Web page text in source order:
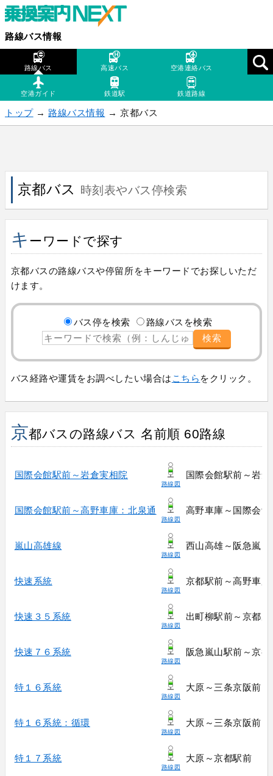
路線バス情報
路線バス 高速バス 空港連絡バス
空港ガイド 鉄道駅 鉄道路線
トップ→ 路線バス情報 → 京都バス
京都バス 時刻表やバス停検索
キ ーワードで探す
京都バスの路線バスや停留所をキーワードでお探しいただ
けます。
バス停を検索
路線バスを検索
検索
バス経路や運賃をお調べしたい場合は こちら をクリック。
京都バスの路線バス 名前順 60路線
国際会館駅前～岩倉実相院
路線図
国際会館駅前～岩
国際会館駅前～高野車庫：北泉通
路線図
高野車庫～国際会館
嵐山高雄線
路線図
西山高雄～阪急嵐山
快速系統
路線図
京都駅前～高野車庫
快速３５系統
路線図
出町柳駅前～京都
快速７６系統
路線図
阪急嵐山駅前～京都
特１６系統
路線図
大原～三条京阪前
特１６系統：循環
路線図
大原～三条京阪前
特１７系統
路線図
大原～京都駅前